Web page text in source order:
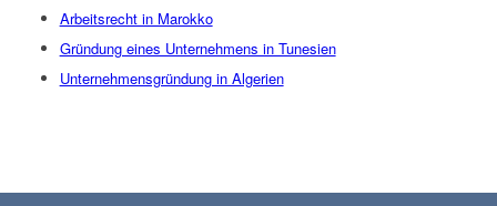
Arbeitsrecht in Marokko
Gründung eines Unternehmens in Tunesien
Unternehmensgründung in Algerien